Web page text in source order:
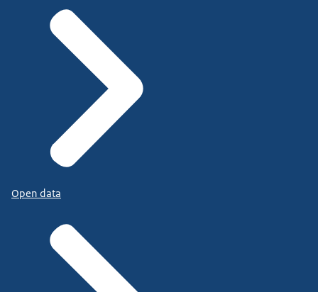
Open data